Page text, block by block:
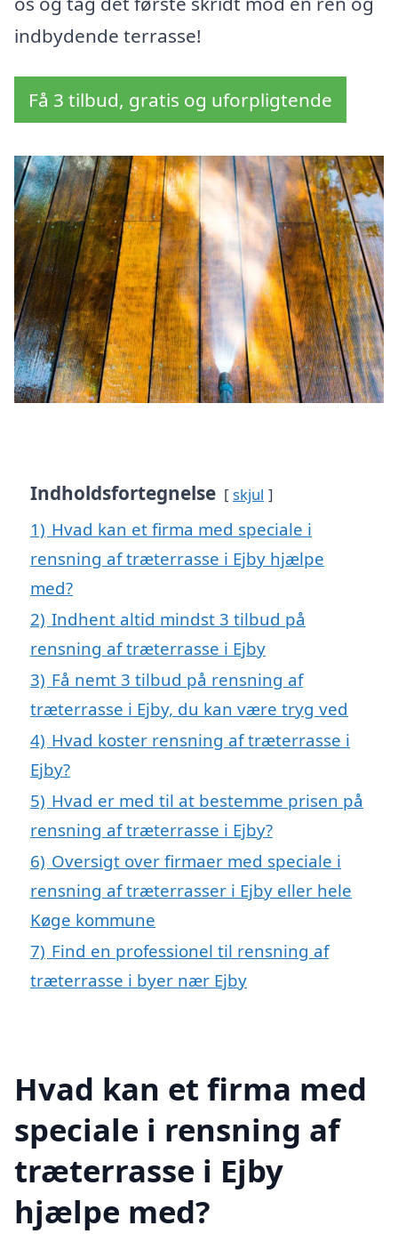
indbydende terrasse!
Få 3 tilbud, gratis og uforpligtende
Indholdsfortegnelse skjul
1) Hvad kan et firma med speciale i
rensning af træterrasse i Ejby hjælpe
med?
2) Indhent altid mindst 3 tilbud på
rensning af træterrasse i Ejby
3) Få nemt 3 tilbud på rensning af
træterrasse i Ejby, du kan være tryg ved
4) Hvad koster rensning af træterrasse i
Ejby?
5) Hvad er med til at bestemme prisen på
rensning af træterrasse i Ejby?
6) Oversigt over firmaer med speciale i
rensning af træterrasser i Ejby eller hele
Køge kommune
7) Find en professionel til rensning af
træterrasse i byer nær Ejby
Hvad kan et firma med
speciale i rensning af
træterrasse i Ejby
hjælpe med?